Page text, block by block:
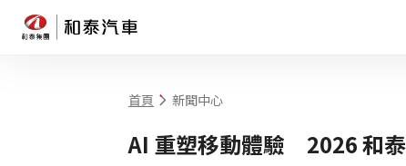
首頁 新聞中心
AI 重塑移動體驗 2026 和